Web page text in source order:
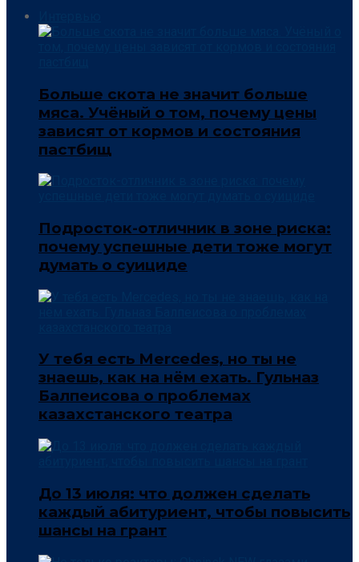
Больше скота не значит больше
мяса. Учёный о том, почему цены
зависят от кормов и состояния
пастбищ
Подросток-отличник в зоне риска:
почему успешные дети тоже могут
думать о суициде
У тебя есть Mercedes, но ты не
знаешь, как на нём ехать. Гульназ
Балпеисова о проблемах
казахстанского театра
До 13 июля: что должен сделать
каждый абитуриент, чтобы повысить
шансы на грант